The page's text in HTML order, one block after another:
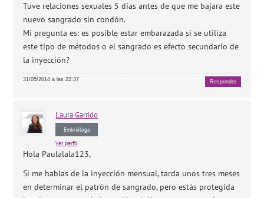
Tuve relaciones sexuales 5 días antes de que me bajara este
nuevo sangrado sin condón.
Mi pregunta es: es posible estar embarazada si se utiliza
este tipo de métodos o el sangrado es efecto secundario de
la inyección?
31/05/2014 a las 22:37 Responder
Laura Garrido
Embrióloga
Ver perfil
Hola Paulalala123,
Si me hablas de la inyección mensual, tarda unos tres meses
en determinar el patrón de sangrado, pero estás protegida